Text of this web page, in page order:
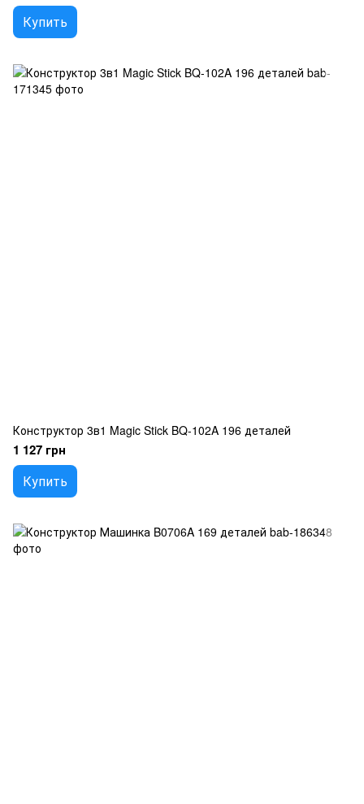
Купить
Конструктор 3в1 Magic Stick BQ-102A 196 деталей
1 127 грн
Купить